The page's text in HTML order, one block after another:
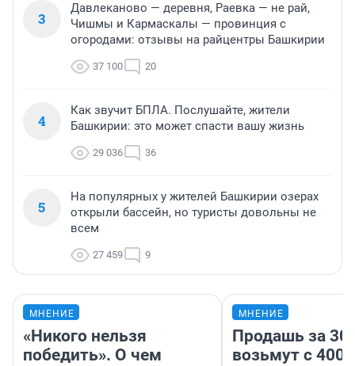
3
Давлеканово — деревня, Раевка — не рай,
Чишмы и Кармаскалы — провинция с
огородами: отзывы на райцентры Башкирии
37 100 20
4
Как звучит БПЛА. Послушайте, жители
Башкирии: это может спасти вашу жизнь
29 036 36
5
На популярных у жителей Башкирии озерах
открыли бассейн, но туристы довольны не
всем
27 459 9
МНЕНИЕ
«Никого нельзя
победить». О чем
МНЕНИЕ
Продашь за
возьмут с